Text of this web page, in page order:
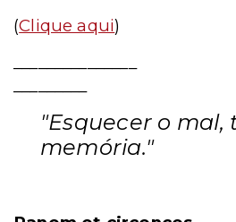
(Clique aqui)
"Esquecer o
memória."